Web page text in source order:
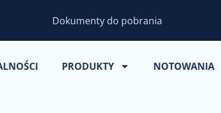
Dokumenty do pobrania
PRODUKTY NOTOWANIA